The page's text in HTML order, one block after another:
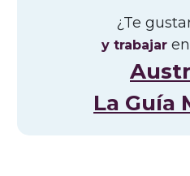
¿Te
y trabajaren
La Guía